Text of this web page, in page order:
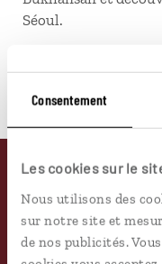
Consentement
Les cookies sur le
Nous utilisons des
sur notre site et
de nos publicités.
Séoul.